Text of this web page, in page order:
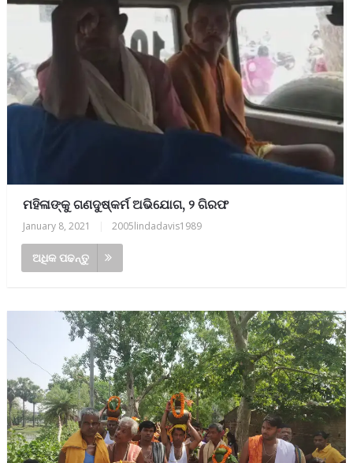
ମହିଳାଙ୍କୁ ଗଣଦୁଷ୍କର୍ମ ଅଭିଯୋଗ, ୨ ଗିରଫ
January 8, 2021 2005lindadavis1989
ଅଧିକ ପଢନ୍ତୁ